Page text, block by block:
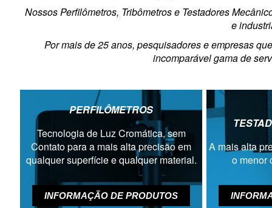
Nossos Perfilômetros, Tribômetros e Testadores
e
Por mais de 25 anos, pesquisadores e empresas
incomparável gama de
PERFILÔMETROS
Tecnologia de Luz Cromática, sem
Contato para a mais alta precisão em
qualquer superfície e qualquer material.
INFORMAÇÃO DE PRODUTOS
A mais alta
o menor